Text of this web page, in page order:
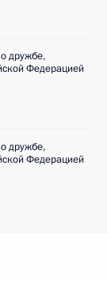
дружбе,
Федерацией
дружбе,
Федерацией